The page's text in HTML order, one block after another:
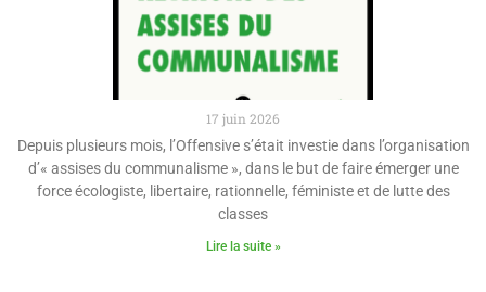
17 juin 2026
Depuis plusieurs mois, l’Offensive s’était investie dans l’organisation
d’« assises du communalisme », dans le but de faire émerger une
force écologiste, libertaire, rationnelle, féministe et de lutte des
classes
Lire la suite »